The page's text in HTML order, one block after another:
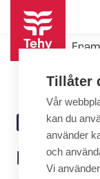
Hoppa
huvudinnehåll
BLOGG
Tillåter
Vår
kan du
använder
och
Vi